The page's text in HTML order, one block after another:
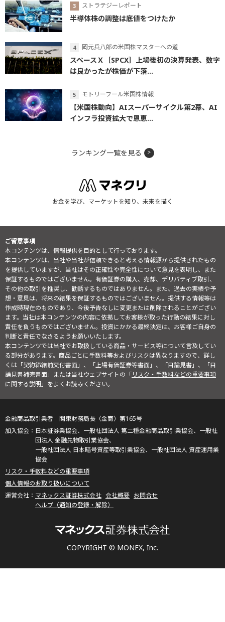
ストラテジーレポート
半導体株の調整は底値をつけたか
岡元兵八郎の米国株マスターへの道
スペースＸ［SPCX］上場後初の決算発表、数字
は良かったが株価が下落...
モトリーフール米国株情報
【米国株動向】AIスーパーサイクル第2幕、AI
インフラ投資拡大で恩恵...
ランキング一覧を見る
お金を学び、マーケットを知り、未来を描く
ご留意事項
本コンテンツは、情報提供を目的として行っております。
本コンテンツは、当社や当社が信頼できると考える情報源から提供されたもの
を提供していますが、当社はその正確性や完全性について意見を表明し、また
保証するものではございません。有価証券の購入、売却、デリバティブ取引、
その他の取引を推奨し、勧誘するものではありません。また、過去の実績や予
想・意見は、将来の結果を保証するものではございません。提供する情報等は
作成時現在のものであり、今後予告なしに変更または削除されることがござい
ます。当社は本コンテンツの内容に依拠してお客様が取った行動の結果に対し
責任を負うものではございません。投資にかかる最終決定は、お客様ご自身の
判断と責任でなさるようお願いいたします。
本コンテンツでは当社でお取扱している商品・サービス等について言及してい
る部分があります。商品ごとに手数料等およびリスクは異なりますので、詳し
くは「契約締結前交付書面」、「上場有価証券等書面」、「目論見書」、「目
論見書補完書面」または当社ウェブサイトの「リスク・手数料などの重要事項
に関する説明」をよくお読みください。
COPYRIGHT © MONEX, Inc.
金融商品取引業者 関東財務局長（金商）第165号
日本証券業協会、一般社団法人 第二種金融商品取引業協会、一般社
団法人 金融先物取引業協会、
一般社団法人 日本暗号資産等取引業協会、一般社団法人 資産運用業
協会
リスク・手数料などの重要事項
個人情報のお取り扱いについて
マネックス証券株式会社 会社概要 お問合せ
ヘルプ（通知の登録・解除）